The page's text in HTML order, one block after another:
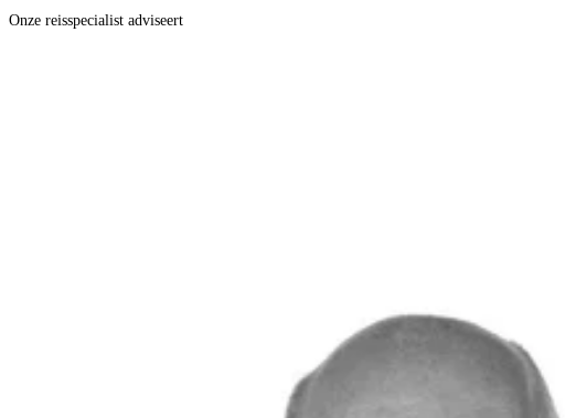
Onze reisspecialist adviseert